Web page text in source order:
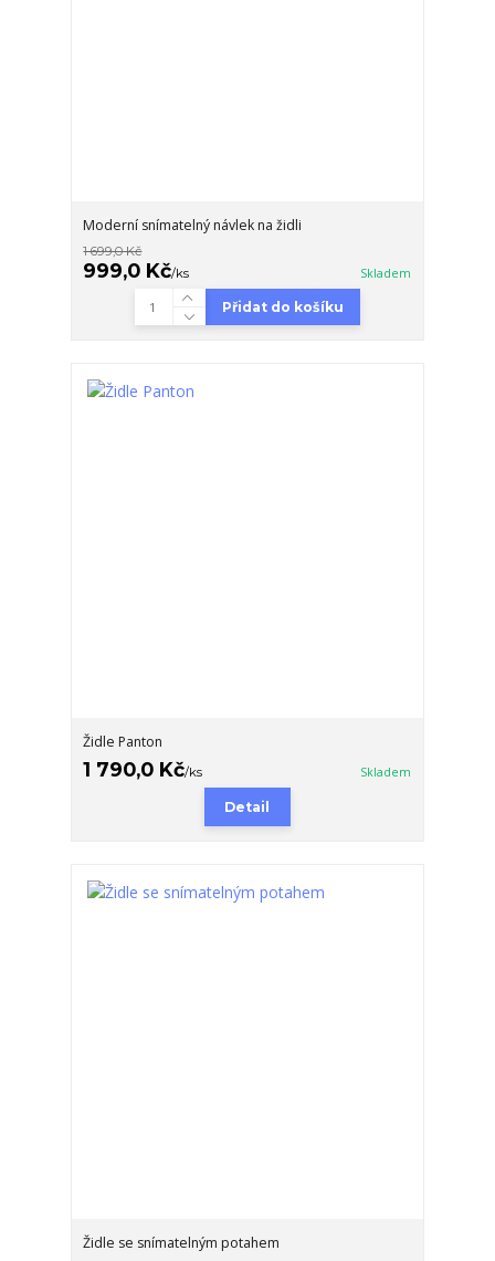
Moderní snímatelný návlek na židli
1 699,0 Kč
999,0 Kč/ks Skladem
Přidat do košíku
Židle Panton
1 790,0 Kč/ks Skladem
Detail
Židle se snímatelným potahem